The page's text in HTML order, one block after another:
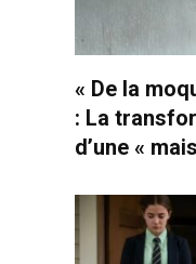
« De la
: La
d’une «